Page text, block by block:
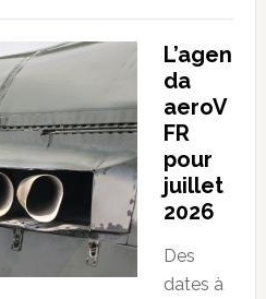
L’agen
da
aeroV
FR
pour
juillet
2026
Des
dates à